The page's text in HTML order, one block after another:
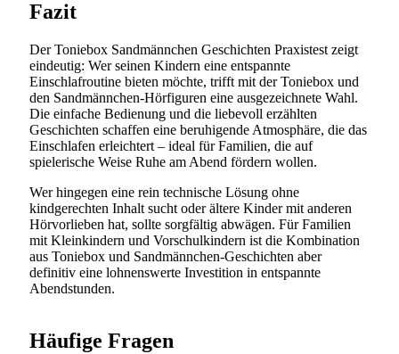
Fazit
Der Toniebox Sandmännchen Geschichten Praxistest zeigt
eindeutig: Wer seinen Kindern eine entspannte
Einschlafroutine bieten möchte, trifft mit der Toniebox und
den Sandmännchen-Hörfiguren eine ausgezeichnete Wahl.
Die einfache Bedienung und die liebevoll erzählten
Geschichten schaffen eine beruhigende Atmosphäre, die das
Einschlafen erleichtert – ideal für Familien, die auf
spielerische Weise Ruhe am Abend fördern wollen.
Wer hingegen eine rein technische Lösung ohne
kindgerechten Inhalt sucht oder ältere Kinder mit anderen
Hörvorlieben hat, sollte sorgfältig abwägen. Für Familien
mit Kleinkindern und Vorschulkindern ist die Kombination
aus Toniebox und Sandmännchen-Geschichten aber
definitiv eine lohnenswerte Investition in entspannte
Abendstunden.
Häufige Fragen